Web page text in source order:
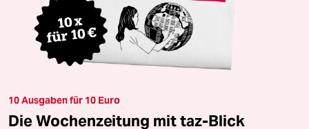
10 Ausgaben für 10 Euro
Die Wochenzeitung mit taz-Blick